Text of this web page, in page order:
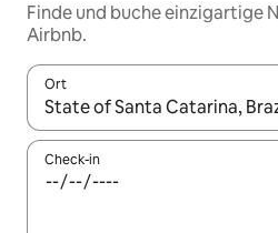
Finde und buche einzigartige
Airbnb.
Ort
Wenn Ergebnisse verfügbar
Check-in